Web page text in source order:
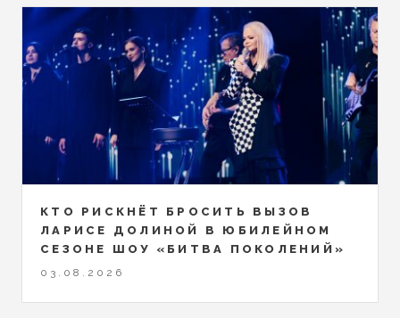
КТО РИСКНЁТ БРОСИТЬ ВЫЗОВ
ЛАРИСЕ ДОЛИНОЙ В ЮБИЛЕЙНОМ
СЕЗОНЕ ШОУ «БИТВА ПОКОЛЕНИЙ»
03.08.2026